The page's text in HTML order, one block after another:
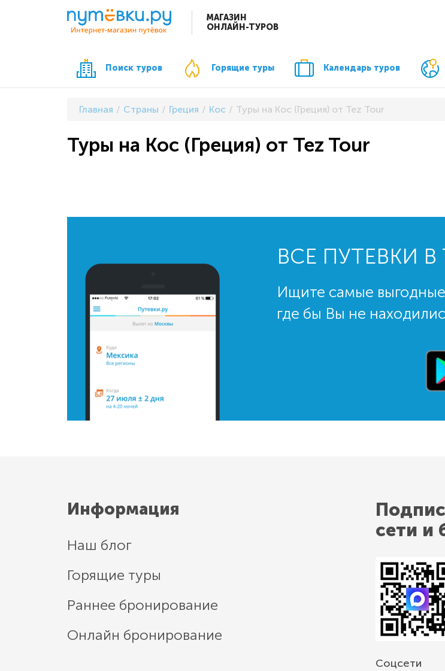
МАГАЗИН
ОНЛАЙН-ТУРОВ
Поиск туров Горящие туры Календарь туров
Главная Страны Греция Кос Туры на Кос (Греция) от Tez Tour
Туры на Кос (Греция) от Tez Tour
ВСЕ ПУТЕВКИ
Ищите самые
где бы Вы не
Информация
Наш блог
Горящие туры
Раннее бронирование
Онлайн бронирование
сети и
Соцсети